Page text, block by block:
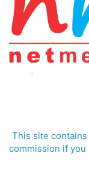
This site
commission if you